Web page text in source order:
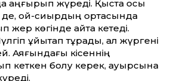
жүреді. Қыста осы
де, қой-сиырдың ортасында
көгінде қайта кетеді.
ұйықтап тұрады, ал жүргені
Аяғындағы кісеннің
кеткен болу керек, ауырсына